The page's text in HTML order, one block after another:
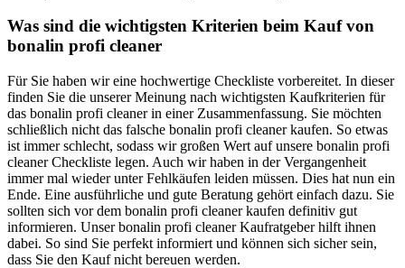
Was sind die wichtigsten Kriterien beim Kauf von
bonalin profi cleaner
Für Sie haben wir eine hochwertige Checkliste vorbereitet. In dieser
finden Sie die unserer Meinung nach wichtigsten Kaufkriterien für
das bonalin profi cleaner in einer Zusammenfassung. Sie möchten
schließlich nicht das falsche bonalin profi cleaner kaufen. So etwas
ist immer schlecht, sodass wir großen Wert auf unsere bonalin profi
cleaner Checkliste legen. Auch wir haben in der Vergangenheit
immer mal wieder unter Fehlkäufen leiden müssen. Dies hat nun ein
Ende. Eine ausführliche und gute Beratung gehört einfach dazu. Sie
sollten sich vor dem bonalin profi cleaner kaufen definitiv gut
informieren. Unser bonalin profi cleaner Kaufratgeber hilft ihnen
dabei. So sind Sie perfekt informiert und können sich sicher sein,
dass Sie den Kauf nicht bereuen werden.